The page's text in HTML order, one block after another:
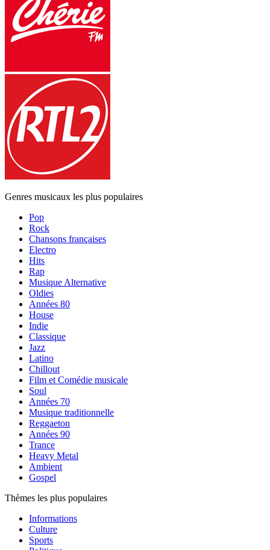
Genres musicaux les plus populaires
Pop
Rock
Chansons françaises
Electro
Hits
Rap
Musique Alternative
Oldies
Années 80
House
Indie
Classique
Jazz
Latino
Chillout
Film et Comédie musicale
Soul
Années 70
Musique traditionnelle
Reggaeton
Années 90
Trance
Heavy Metal
Ambient
Gospel
Thèmes les plus populaires
Informations
Culture
Sports